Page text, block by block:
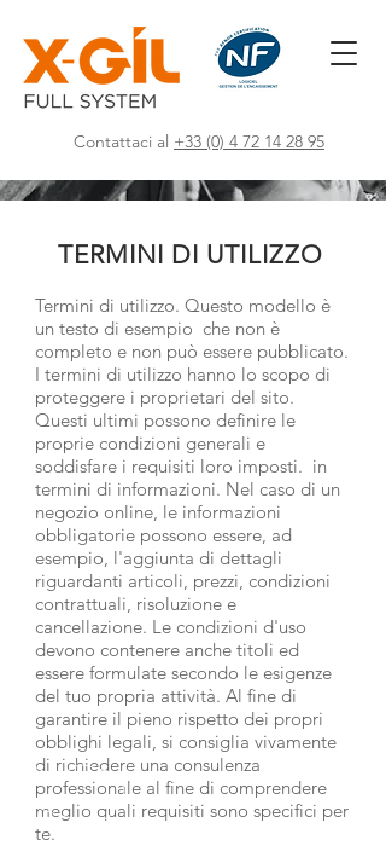
Contattaci al +33 (0) 4 72 14 28 95
TERMINI DI UTILIZZO
Termini di utilizzo. Questo modello è
un testo di esempio che non è
completo e non può essere pubblicato.
I termini di utilizzo hanno lo scopo di
proteggere i proprietari del sito.
Questi ultimi possono definire le
proprie condizioni generali e
soddisfare i requisiti loro imposti. in
termini di informazioni. Nel caso di un
negozio online, le informazioni
obbligatorie possono essere, ad
esempio, l'aggiunta di dettagli
riguardanti articoli, prezzi, condizioni
contrattuali, risoluzione e
cancellazione. Le condizioni d'uso
devono contenere anche titoli ed
essere formulate secondo le esigenze
del tuo propria attività. Al fine di
garantire il pieno rispetto dei propri
obblighi legali, si consiglia vivamente
di richiedere una consulenza
professionale al fine di comprendere
meglio quali requisiti sono specifici per
te.